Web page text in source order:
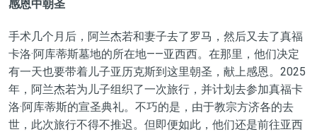
感恩中朝圣
手术几个月后，阿兰杰若和妻子去了罗马，然后又去了真福
卡洛·阿库蒂斯墓地的所在地——亚西西。在那里，他们决定
有一天也要带着儿子亚历克斯到这里朝圣，献上感恩。2025
年，阿兰杰若为儿子组织了一次旅行，并计划去参加真福卡
洛·阿库蒂斯的宣圣典礼。不巧的是，由于教宗方济各的去
世，此次旅行不得不推迟。但即便如此，他们还是前往亚西